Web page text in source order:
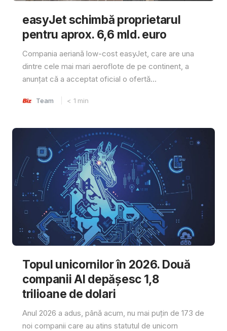
easyJet schimbă proprietarul
pentru aprox. 6,6 mld. euro
Compania aeriană low-cost easyJet, care are una
dintre cele mai mari aeroflote de pe continent, a
anunțat că a acceptat oficial o ofertă...
Team < 1 min
Topul unicornilor în 2026. Două
companii AI depășesc 1,8
trilioane de dolari
Anul 2026 a adus, până acum, nu mai puțin de 173 de
noi companii care au atins statutul de unicorn